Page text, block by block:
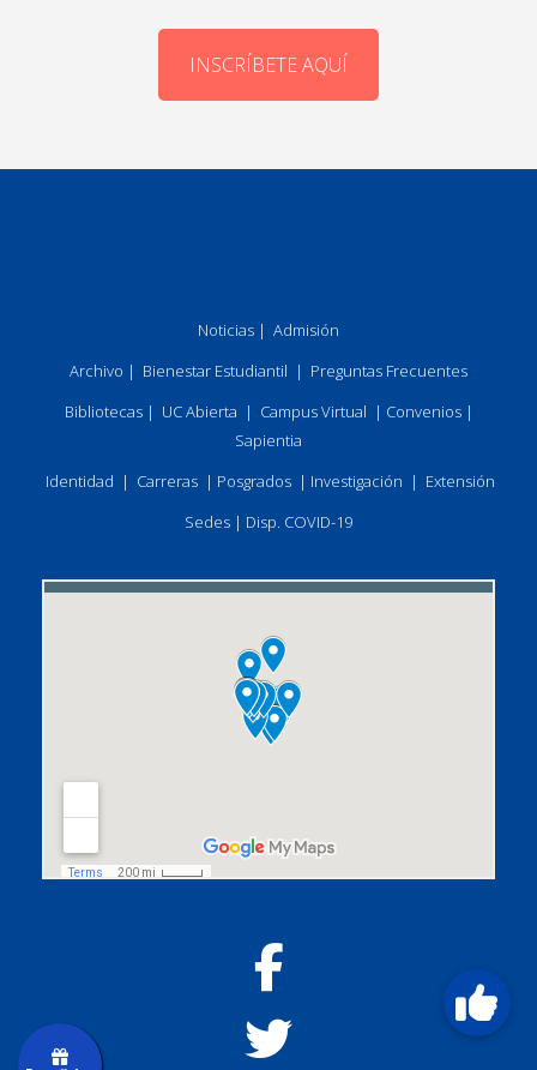
INSCRÍBETE AQUÍ
Noticias | Admisión
Archivo | Bienestar Estudiantil | Preguntas Frecuentes
Bibliotecas| UC Abierta | Campus Virtual | Convenios|
Sapientia
Identidad | Carreras | Posgrados | Investigación | Extensión
Sedes | Disp. COVID-19